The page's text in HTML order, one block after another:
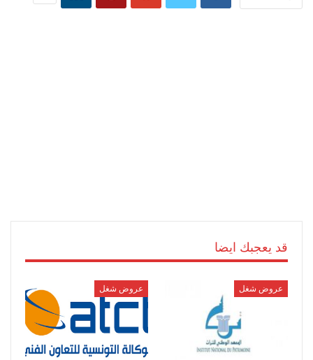
قد يعجبك ايضا
عروض شغل عروض شغل